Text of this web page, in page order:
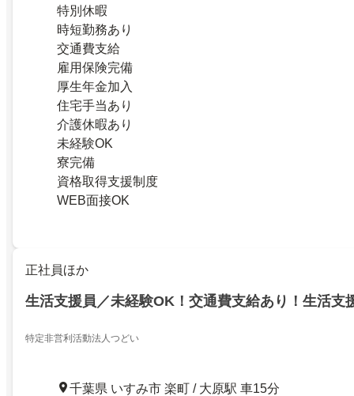
特別休暇
時短勤務あり
交通費支給
雇用保険完備
厚生年金加入
住宅手当あり
介護休暇あり
未経験OK
寮完備
資格取得支援制度
WEB面接OK
正社員ほか
生活支援員／未経験OK！交通費支給あり！生活支
特定非営利活動法人つどい
千葉県 いすみ市 楽町 / 大原駅 車15分